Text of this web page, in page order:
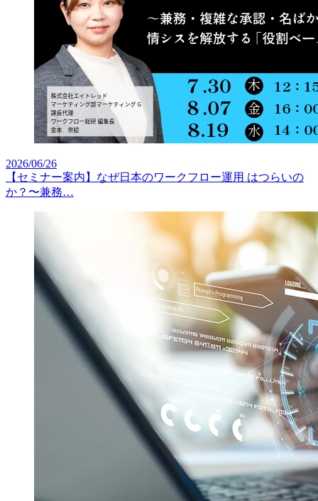
2026/06/26
【セミナー案内】なぜ日本のワークフロー運用 はつらいの
か？〜兼務…